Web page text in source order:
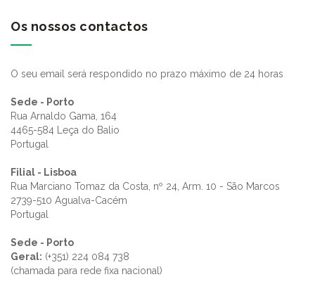
Os nossos contactos
O seu email será respondido no prazo máximo de 24 horas
Sede - Porto
Rua Arnaldo Gama, 164
4465-584 Leça do Balio
Portugal
Filial - Lisboa
Rua Marciano Tomaz da Costa, nº 24, Arm. 10 - São Marcos
2739-510 Agualva-Cacém
Portugal
Sede - Porto
Geral: (+351) 224 084 738
(chamada para rede fixa nacional)